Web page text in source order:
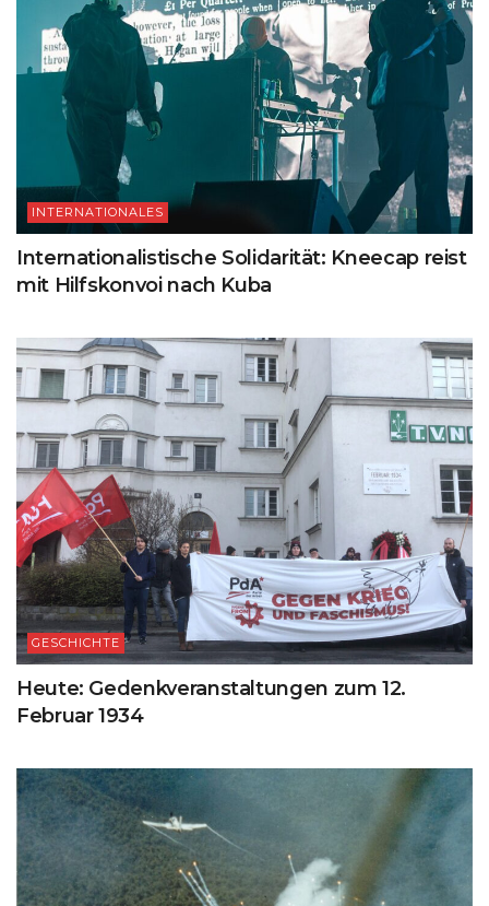
INTERNATIONALES
Internationalistische Solidarität: Kneecap reist
mit Hilfskonvoi nach Kuba
GESCHICHTE
Heute: Gedenkveranstaltungen zum 12.
Februar 1934